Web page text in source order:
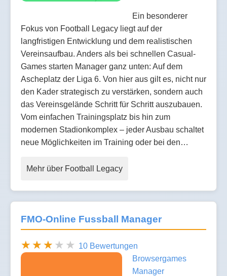
Ein besonderer
Fokus von Football Legacy liegt auf der
langfristigen Entwicklung und dem realistischen
Vereinsaufbau. Anders als bei schnellen Casual-
Games starten Manager ganz unten: Auf dem
Ascheplatz der Liga 6. Von hier aus gilt es, nicht nur
den Kader strategisch zu verstärken, sondern auch
das Vereinsgelände Schritt für Schritt auszubauen.
Vom einfachen Trainingsplatz bis hin zum
modernen Stadionkomplex – jeder Ausbau schaltet
neue Möglichkeiten im Training oder bei den…
Mehr über Football Legacy
FMO-Online Fussball Manager
10 Bewertungen
Browsergames
Manager